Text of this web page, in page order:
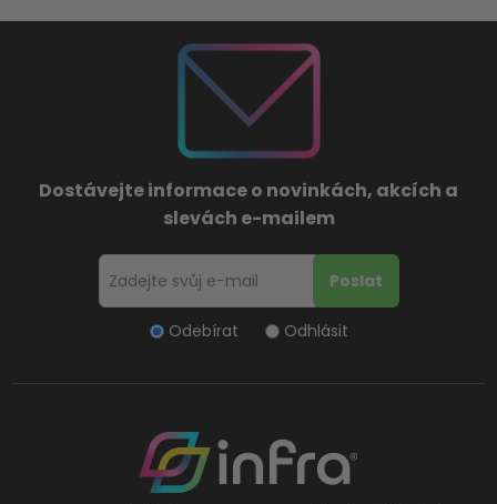
Dostávejte informace o novinkách, akcích a
slevách e-mailem
Odebírat Odhlásit